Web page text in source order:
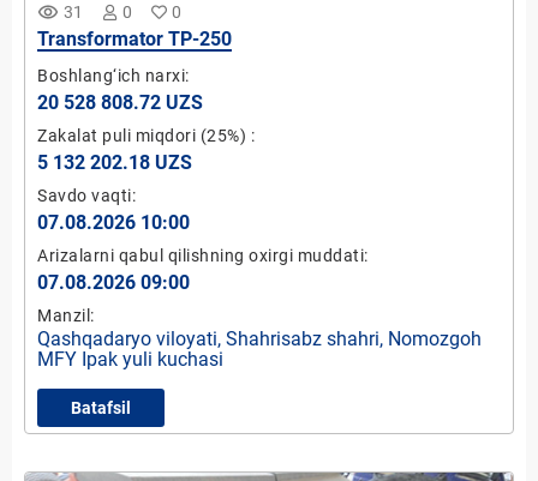
remove_red_eye 31 0 0
Transformator TP-250
Boshlang‘ich narxi:
20 528 808.72 UZS
Zakalat puli miqdori (25%) :
5 132 202.18 UZS
Savdo vaqti:
07.08.2026 10:00
Arizalarni qabul qilishning oxirgi muddati:
07.08.2026 09:00
Manzil:
Qashqadaryo viloyati, Shahrisabz shahri, Nomozgoh
MFY Ipak yuli kuchasi
Batafsil